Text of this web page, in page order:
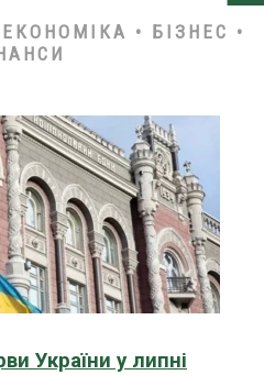
• БІЗНЕС •
України у липні